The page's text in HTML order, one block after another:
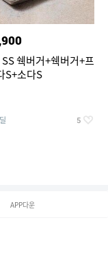
쉑버거+쉑버거+프
S+소다S
5
APP다운